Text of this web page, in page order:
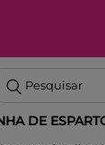
Pesquisar
DE